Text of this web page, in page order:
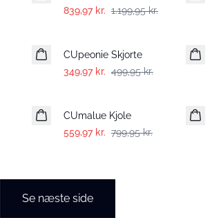
839,97 kr. 1.199,95 kr.
CUpeonie Skjorte
349,97 kr. 499,95 kr.
CUmalue Kjole
559,97 kr. 799,95 kr.
Se næste side